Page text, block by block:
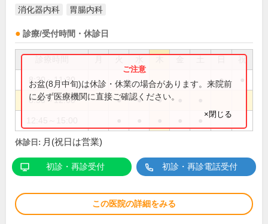
消化器内科 胃腸内科
診療/受付時間・休診日
祝
8:30～11:30 ●
8:30～12:00 ● ● ●
お盆(8月中旬)は休診・休業の場合があります。来院前
に必ず医療機関に直接ご確認ください。
×閉じる
休診日: 月(祝日は営業)
初診・再診受付 初診・再診電話受付
この医院の詳細をみる